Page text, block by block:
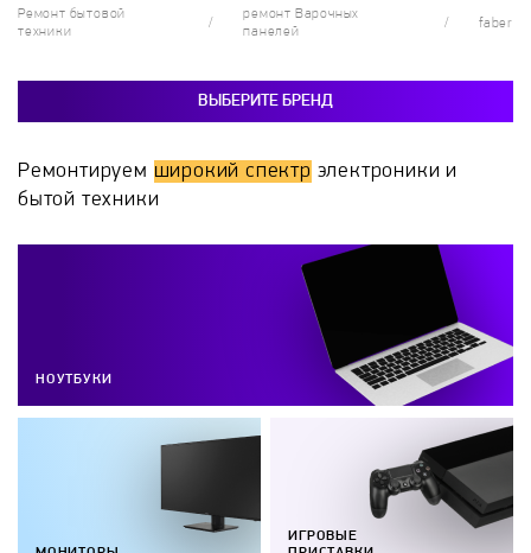
Ремонт бытовой
техники
ремонт Варочных
панелей
faber
ВЫБЕРИТЕ БРЕНД
Ремонтируем широкий спектр электроники и
бытой техники
НОУТБУКИ
ИГРОВЫЕ